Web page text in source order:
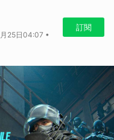
25日04:07 •
訂閱